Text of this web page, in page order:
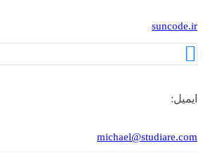
suncode.ir
ایمیل:
michael@studiare.com